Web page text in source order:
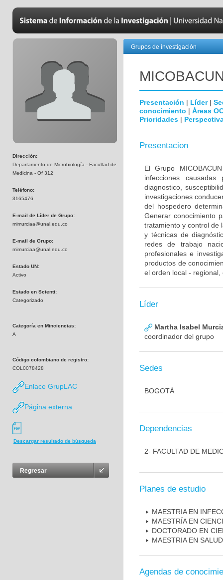
Dirección:
Departamento de Microbiología - Facultad de
Medicina - Of 312
Teléfono:
3165476
E-mail de Líder de Grupo:
mimurciaa@unal.edu.co
E-mail de Grupo:
mimurciaa@unal.edu.co
Estado UN:
Activo
Estado en Scienti:
Categorizado
Categoría en Minciencias:
A
Código colombiano de registro:
COL0078428
Enlace GrupLAC
Página externa
Descargar resultado de búsqueda
Regresar
Grupos de investigación
Presentación | Líder|
conocimiento | Áreas
Prioridades |
Presentacion
El Grupo
infecciones
diagnostico,
investigaciones
del hospedero
Generar conocimiento
tratamiento y control de
y técnicas de
redes de trabajo
profesionales e
productos de
el orden local -
Líder
Martha Isabel
coordinador del grupo
Sedes
BOGOTÁ
Dependencias
2- FACULTAD DE
Planes de estudio
MAESTRIA EN
MAESTRÍA EN
DOCTORADO EN
MAESTRIA EN
Agendas de